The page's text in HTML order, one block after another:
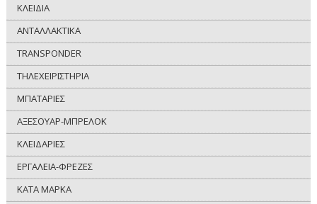
ΚΛΕΙΔΙΑ
ΑΝΤΑΛΛΑΚΤΙΚΑ
TRANSPONDER
ΤΗΛΕΧΕΙΡΙΣΤΗΡΙΑ
ΜΠΑΤΑΡΙΕΣ
ΑΞΕΣΟΥΑΡ-ΜΠΡΕΛΟΚ
ΚΛΕΙΔΑΡΙΕΣ
ΕΡΓΑΛΕΙΑ-ΦΡΕΖΕΣ
ΚΑΤΑ ΜΑΡΚΑ